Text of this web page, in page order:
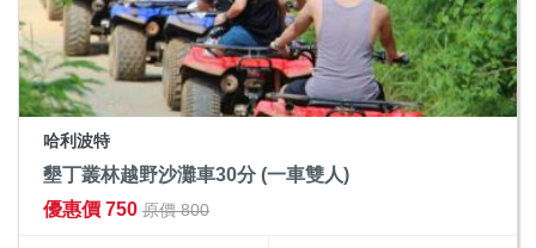
哈利波特
墾丁叢林越野沙灘車30分 (一車雙人)
優惠價 750 原價 800